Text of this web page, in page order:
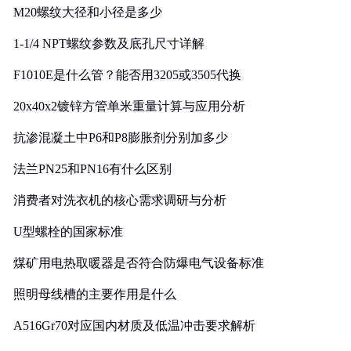
M20螺纹大径和小径是多少
1-1/4 NPT螺纹参数及底孔尺寸详解
F1010E是什么管？能否用3205或3505代换
20x40x2镀锌方管单米重量计算与应用分析
抗渗混凝土中P6和P8膨胀剂分别加多少
法兰PN25和PN16有什么区别
消费者对洗衣机的核心需求调研与分析
U型螺栓的国家标准
煤矿用电热取暖器是否符合防爆电气设备标准
照明母线槽的主要作用是什么
A516Gr70对应国内材质及低温冲击要求解析